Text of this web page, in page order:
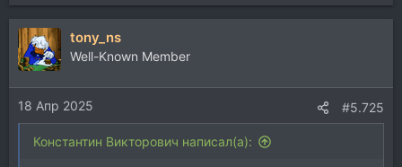
tony_ns
Well-Known Member
18 Апр 2025 #5.725
Константин Викторович написал(а):